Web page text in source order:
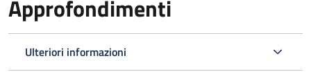
Approfondimenti
Ulteriori informazioni